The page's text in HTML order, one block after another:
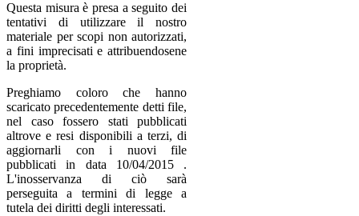
Questa misura è presa a seguito dei
tentativi di utilizzare il nostro
materiale per scopi non autorizzati,
a fini imprecisati e attribuendosene
la proprietà.
Preghiamo coloro che hanno
scaricato precedentemente detti file,
nel caso fossero stati pubblicati
altrove e resi disponibili a terzi, di
aggiornarli con i nuovi file
pubblicati in data 10/04/2015 .
L'inosservanza di ciò sarà
perseguita a termini di legge a
tutela dei diritti degli interessati.